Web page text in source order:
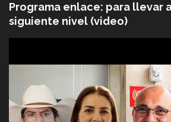
Programa enlace: para llevar
siguiente nivel (video)